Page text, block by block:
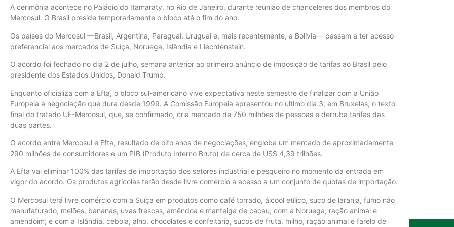
A cerimônia acontece no Palácio do Itamaraty, no Rio de Janeiro, durante reunião de chanceleres dos membros do
Mercosul. O Brasil preside temporariamente o bloco até o fim do ano.
Os países do Mercosul —Brasil, Argentina, Paraguai, Uruguai e, mais recentemente, a Bolívia— passam a ter acesso
preferencial aos mercados de Suíça, Noruega, Islândia e Liechtenstein.
O acordo foi fechado no dia 2 de julho, semana anterior ao primeiro anúncio de imposição de tarifas ao Brasil pelo
presidente dos Estados Unidos, Donald Trump.
Enquanto oficializa com a Efta, o bloco sul-americano vive expectativa neste semestre de finalizar com a União
Europeia a negociação que dura desde 1999. A Comissão Europeia apresentou no último dia 3, em Bruxelas, o texto
final do tratado UE-Mercosul, que, se confirmado, cria mercado de 750 milhões de pessoas e derruba tarifas das
duas partes.
O acordo entre Mercosul e Efta, resultado de oito anos de negociações, engloba um mercado de aproximadamente
290 milhões de consumidores e um PIB (Produto Interno Bruto) de cerca de US$ 4,39 trilhões.
A Efta vai eliminar 100% das tarifas de importação dos setores industrial e pesqueiro no momento da entrada em
vigor do acordo. Os produtos agrícolas terão desde livre comércio a acesso a um conjunto de quotas de importação.
O Mercosul terá livre comércio com a Suíça em produtos como café torrado, álcool etílico, suco de laranja, fumo não
manufaturado, melões, bananas, uvas frescas, amêndoa e manteiga de cacau; com a Noruega, ração animal e
amendoim; e com a Islândia, cebola, alho, chocolates e confeitaria, sucos de fruta, milho, ração animal e farelo de